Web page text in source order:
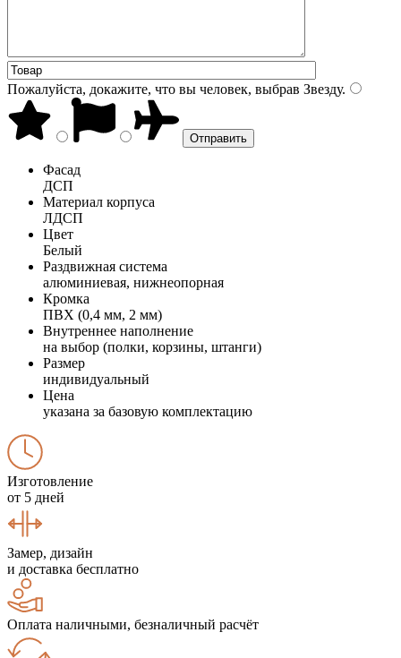
Пожалуйста, докажите, что вы человек, выбрав Звезду.
Фасад
ДСП
Материал корпуса
ЛДСП
Цвет
Белый
Раздвижная система
алюминиевая, нижнеопорная
Кромка
ПВХ (0,4 мм, 2 мм)
Внутреннее наполнение
на выбор (полки, корзины, штанги)
Размер
индивидуальный
Цена
указана за базовую комплектацию
Изготовление
от 5 дней
Замер, дизайн
и доставка бесплатно
Оплата наличными, безналичный расчёт